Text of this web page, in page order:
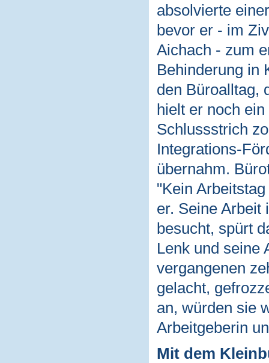
absolvierte
bevor er - im
Aichach - zum
Behinderung in
den Büroalltag,
hielt er noch
Schlussstrich
Integrations-
übernahm.
"Kein
er. Seine Arbeit
besucht, spürt
Lenk und seine
vergangenen
gelacht,
an, würden sie
Arbeitgeberin
Mit dem